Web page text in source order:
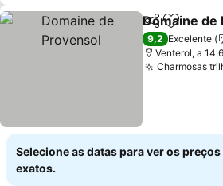
Partilhar
Domaine de
9,2 Excelente
Venterol, a
Charmosas
Selecione as datas para ver os preços
exatos.